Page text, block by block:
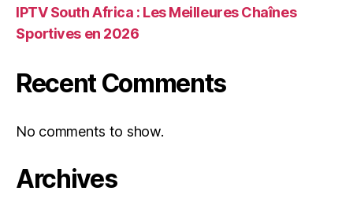
IPTV South Africa : Les Meilleures Chaînes
Sportives en 2026
Recent Comments
No comments to show.
Archives